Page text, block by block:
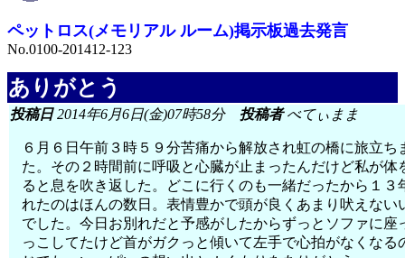
ペットロス(メモリアル ルーム)掲示板過去発言
No.0100-201412-123
ありがとう
投稿日2014年6月6日(金)07時58分 投稿者べてぃまま
６月６日午前３時５９分苦痛から解放され虹の橋に旅立ち
た。その２時間前に呼吸と心臓が止まったんだけど私が体
ると息を吹き返した。どこに行くのも一緒だったから１３
れたのはほんの数日。表情豊かで頭が良くあまり吠えない
でした。今日お別れだと予感がしたからずっとソファに座
っこしてたけど首がガクっと傾いて左手で心拍がなくなる